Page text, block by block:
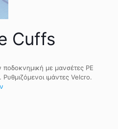
Cuffs
ποδοκνημική με μανσέτες PE
ιμάντες Velcro.